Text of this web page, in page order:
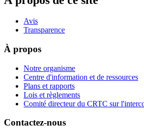
Avis
Transparence
À propos
Notre organisme
Centre d'information et de ressources
Plans et rapports
Lois et règlements
Comité directeur du CRTC sur
Contactez-nous